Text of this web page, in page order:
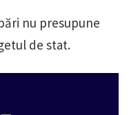
nu presupune
de stat.